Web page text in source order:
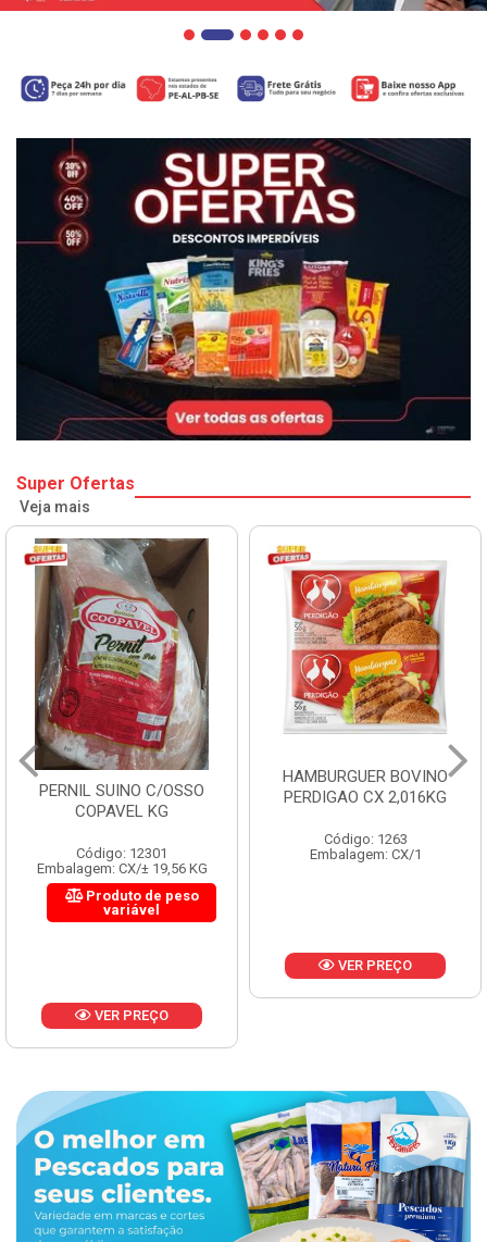
Super Ofertas
Veja mais
PERNIL SUINO C/OSSO
COPAVEL KG
Código: 12301
Embalagem: CX/± 19,56 KG
Produto de peso
variável
VER PREÇO
HAMBURGUER BOVINO
PERDIGAO CX 2,016KG
Código: 1263
Embalagem: CX/1
VER PREÇO